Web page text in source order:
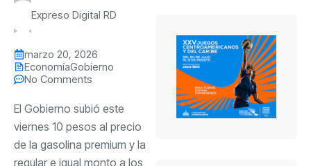
Expreso Digital RD
marzo 20, 2026
EconomíaGobierno
No Comments
El Gobierno subió este
viernes 10 pesos al precio
de la gasolina premium y la
regular e igual monto a los